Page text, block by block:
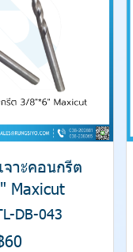
าะคอนกรีต
Maxicut
DB-043
60